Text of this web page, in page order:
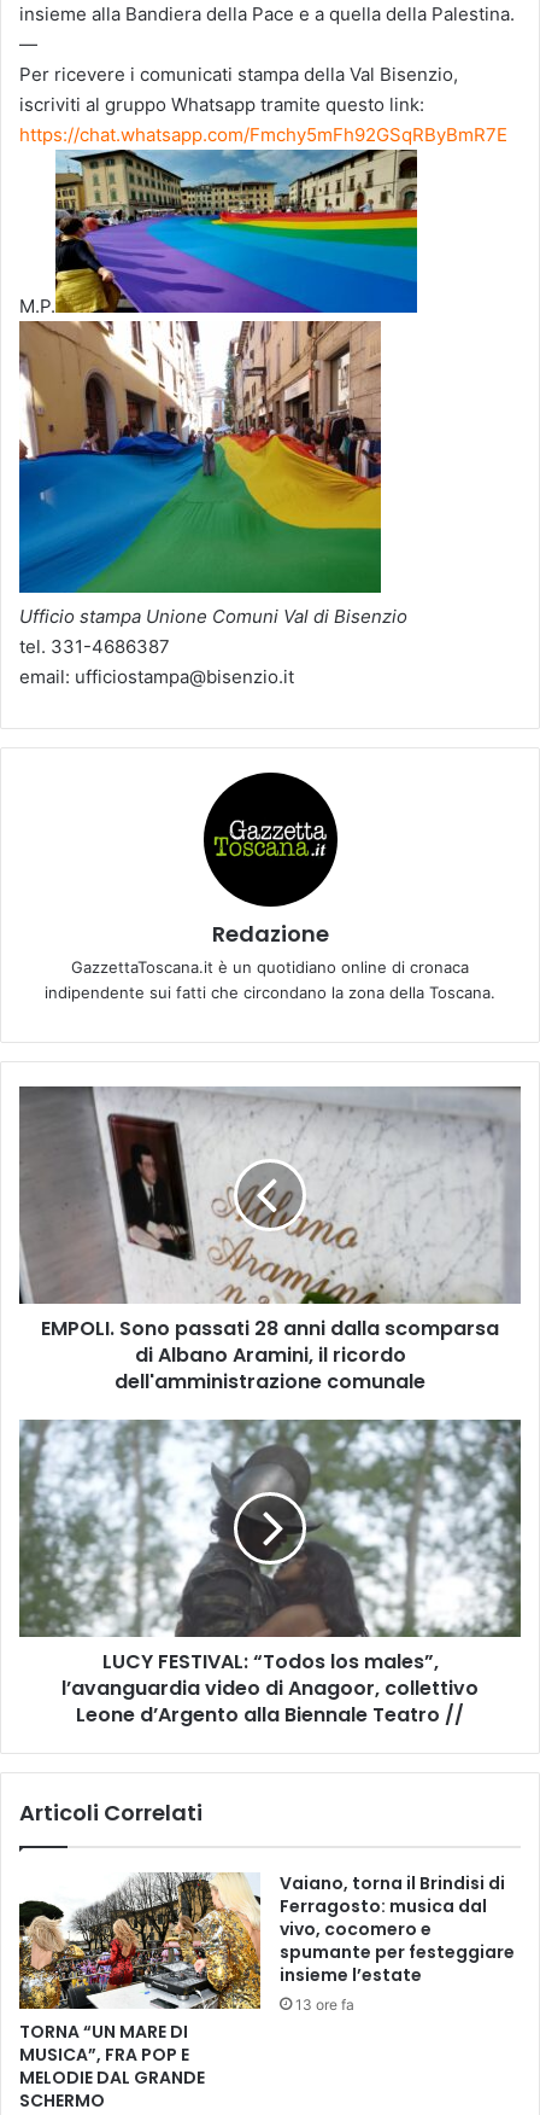
insieme alla Bandiera della Pace e a quella della Palestina.
—
Per ricevere i comunicati stampa della Val Bisenzio,
iscriviti al gruppo Whatsapp tramite questo link:
https://chat.whatsapp.com/Fmchy5mFh92GSqRByBmR7E
M.P.
Ufficio stampa Unione Comuni Val di Bisenzio
tel. 331-4686387
email: ufficiostampa@bisenzio.it
Redazione
GazzettaToscana.it è un quotidiano online di cronaca
indipendente sui fatti che circondano la zona della Toscana.
.
S
o
s
s
a
t
i
8
a
n
l
a
m
p
a
r
s
a
d
i
EMPOLI. Sono passati 28 anni dalla scomparsa
di Albano Aramini, il ricordo
dell'amministrazione comunale
L
U
C
Y
F
E
S
T
I
o
l
o
s
m
a
e
s
LUCY FESTIVAL: “Todos los males”,
l’avanguardia video di Anagoor, collettivo
Leone d’Argento alla Biennale Teatro //
Articoli Correlati
TORNA “UN MARE DI
MUSICA”, FRA POP E
MELODIE DAL GRANDE
SCHERMO
Vaiano, torna il Brindisi di
Ferragosto: musica dal
vivo, cocomero e
spumante per festeggiare
insieme l’estate
13 ore fa